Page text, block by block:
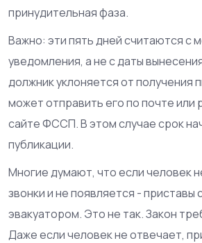
принудительная фаза.
Важно: эти пять дней считаются с
уведомления, а не с даты
должник уклоняется от получения
может отправить его по почте или
сайте ФССП. В этом случае срок
публикации.
Многие думают, что если человек
звонки и не появляется - приставы
эвакуатором. Это не так. Закон
Даже если человек не отвечает,